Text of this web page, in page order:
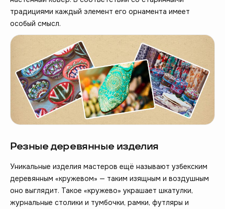
традициями каждый элемент его орнамента имеет
особый смысл.
Резные деревянные изделия
Уникальные изделия мастеров ещё называют узбекским
деревянным «кружевом» — таким изящным и воздушным
оно выглядит. Такое «кружево» украшает шкатулки,
журнальные столики и тумбочки, рамки, футляры и